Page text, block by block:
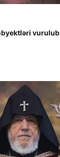
vurulub